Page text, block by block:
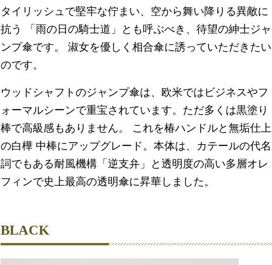
タイリッシュで堅牢な佇まい、空から舞い降りる異敵に
抗う 「雨の日の騎士道」とも呼ぶべき、待望の紳士ジャ
ンプ傘です。 淑女を優しく相合傘に誘っていただきたい
のです。
ウッドシャフトのジャンプ傘は、欧米ではビジネスやフ
ォーマルシーンで重宝されています。ただ多くは黒塗り
棒で高級感もありません。 これを椿ハンドルと無垢仕上
の白樺 中棒にアップグレード。本体は、カテールの代名
詞でもある耐風機構「逆支弁」と透明度の高い多層オレ
フィンで史上最高の透明傘に昇華しました。
BLACK